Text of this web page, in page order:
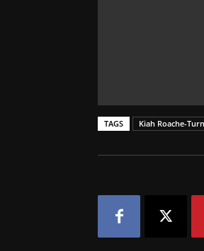
TAGS Kiah Roache-